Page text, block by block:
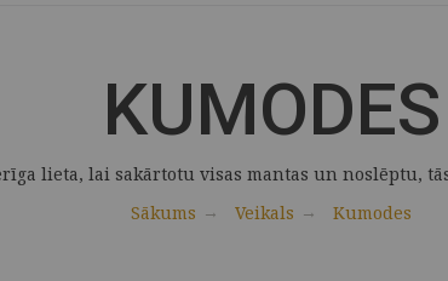
KUMODES
lieta, lai sakārtotu visas mantas un noslēptu,
Sākums
Veikals Kumodes